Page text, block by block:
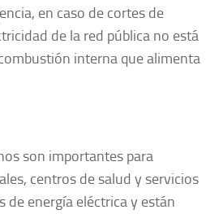
en caso de cortes de
de la red pública no está
interna que alimenta
son importantes para
centros de salud y servicios
de energía eléctrica y están